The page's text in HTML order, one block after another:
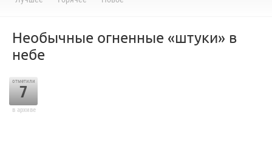
Необычные огненные «штуки» в
небе
отметили
7
в архиве